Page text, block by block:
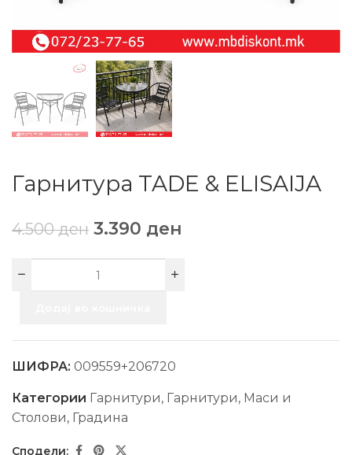
Гарнитура TADE & ELISAIJA
4.500ден 3.390 ден
ШИФРА: 009559+206720
Категории Гарнитури, Гарнитури, Маси и
Столови, Градина